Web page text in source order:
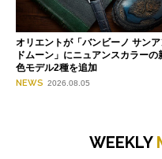
オリエントが「バンビーノ サン
ドムーン」にニュアンスカラーの
色モデル2種を追加
NEWS 2026.08.05
WEEKLY